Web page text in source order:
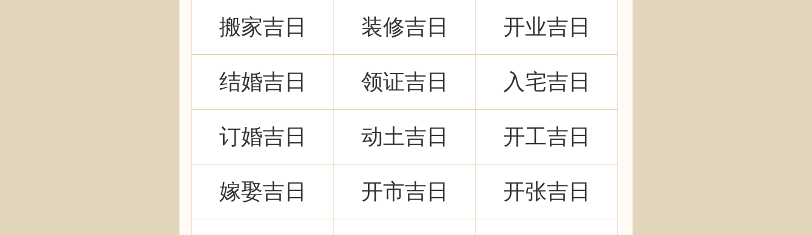
搬家吉日 装修吉日 开业吉日
结婚吉日 领证吉日 入宅吉日
订婚吉日 动土吉日 开工吉日
嫁娶吉日 开市吉日 开张吉日